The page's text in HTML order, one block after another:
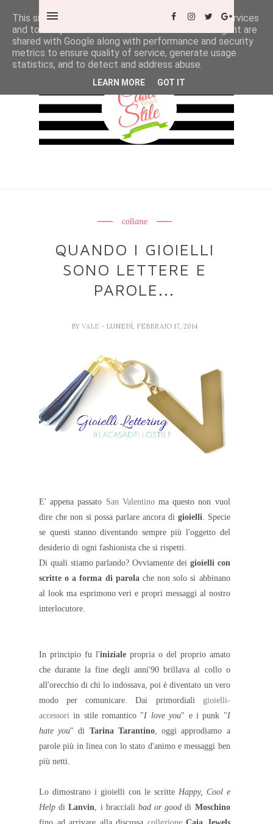
collane
QUANDO I GIOIELLI
SONO LETTERE E
PAROLE...
BYVALE - LUNEDÌ, FEBBRAIO 17, 2014
E' appena passato San Valentinoma questo non vuol
dire che non si possa parlare ancora di gioielli . Specie
se questi stanno diventando sempre più l'oggetto del
desiderio di ogni fashionista che si rispetti.
Di quali stiamo parlando? Ovviamente dei gioielli con
scritte o a forma di parolache non solo si abbinano
al look ma esprimono veri e propri messaggi al nostro
interlocutore.
In principio fu l'inizialepropria o del proprio amato
che durante la fine degli anni'90 brillava al collo o
all'orecchio di chi lo indossava, poi è diventato un vero
modo per comunicare.Dai primordiali gioielli-
accessori in stile romantico "I love you" e i punk "I
hate you" di Tarina Tarantino, oggi approdiamo a
parole più in linea con lo stato d'animo e messaggi ben
più netti.
Lo dimostrano i gioielli con le scritte Happy, Cool e
Help diLanvin , i bracciali bad or good di Moschino
This site uses cookies from Google to deliver its services
and to analyze traffic. Your IP address and user-agent are
shared with Google along with performance and security
metrics to ensure quality of service, generate usage
statistics, and to detect and address abuse.
LEARN MORE GOT IT